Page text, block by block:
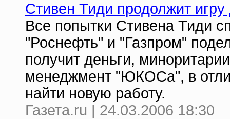
Стивен Тиди продолжит игру
Все попытки Стивена Тиди
"Роснефть" и "Газпром"
получит деньги,
менеджмент "ЮКОСа", в
найти новую работу.
Газета.ru | 24.03.2006 18:30